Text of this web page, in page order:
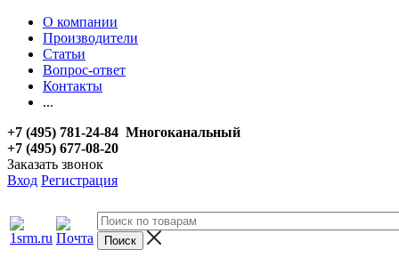
О компании
Производители
Статьи
Вопрос-ответ
Контакты
...
+7 (495) 781-24-84 Многоканальный
+7 (495) 677-08-20
Заказать звонок
Вход Регистрация